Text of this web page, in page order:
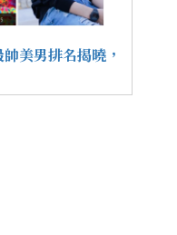
美男排名揭曉，